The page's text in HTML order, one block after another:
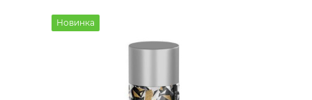
Новинка